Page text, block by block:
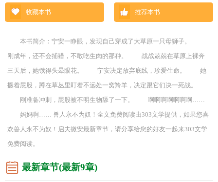
收藏本书 推荐本书
本书简介：宁安一睁眼，发现自己穿成了大草原一只母狮子。
刚成年，还不会捕猎，不敢吃生肉的那种。 战战兢兢在草原上裸奔
三天后，她饿得头晕眼花。 宁安决定放弃底线，珍爱生命。 她
撅着屁股，蹲在草丛里盯着不远处一窝羚羊，决定跟它们决一死战。
刚准备冲刺，屁股被不明生物舔了一下。 啊啊啊啊啊啊啊……
妈妈啊…… 兽人永不为奴！全文免费阅读由303文学提供，如果您喜
欢兽人永不为奴！启夫微安最新章节，请分享给您的好友一起来303文学
免费阅读。
最新章节(最新9章)